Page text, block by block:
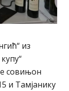
из
совињон
и Тамјанику